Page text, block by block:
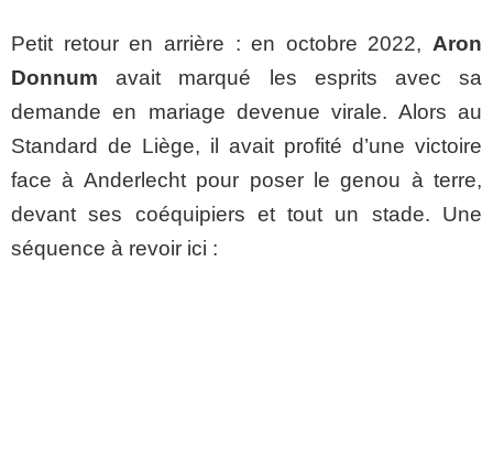
Petit retour en arrière : en octobre 2022, Aron
Donnum avait marqué les esprits avec sa
demande en mariage devenue virale. Alors au
Standard de Liège, il avait profité d’une victoire
face à Anderlecht pour poser le genou à terre,
devant ses coéquipiers et tout un stade. Une
séquence à revoir ici :